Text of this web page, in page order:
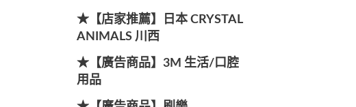
★【店家推薦】日本 CRYSTAL
ANIMALS 川西
★【廣告商品】3M 生活/口腔
用品